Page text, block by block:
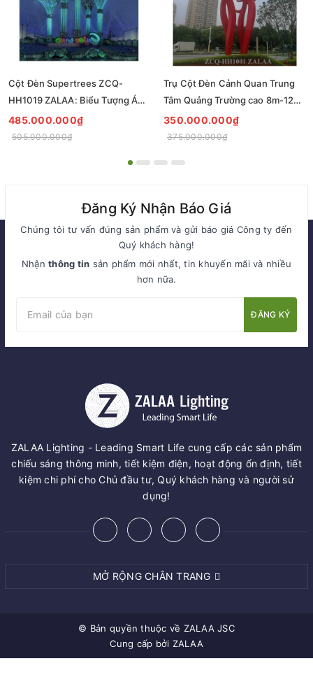
Cột Đèn Supertrees ZCQ-
HH1019 ZALAA: Biểu Tượng Ánh
Sáng Cho Đại Đô Thị
485.000.000₫
505.000.000₫
Trụ Cột Đèn Cảnh Quan Trung
Tâm Quảng Trường cao 8m-12m
ZCQ-HH1001 ZALAA Fortune
Tree Series
350.000.000₫
375.000.000₫
Đăng Ký Nhận Báo Giá
Chúng tôi tư vấn đúng sản phẩm và gửi báo giá Công ty đến
Quý khách hàng!
Nhậnthông tin sản phẩm mới nhất, tin khuyến mãi và nhiều
hơn nữa.
ĐĂNG KÝ
ZALAA Lighting - Leading Smart Life cung cấp các sản phẩm
chiếu sáng thông minh, tiết kiệm điện, hoạt động ổn định, tiết
kiệm chi phí cho Chủ đầu tư, Quý khách hàng và người sử
dụng!
MỞ RỘNG CHÂN TRANG
© Bản quyền thuộc về ZALAA JSC
Cung cấp bởi ZALAA